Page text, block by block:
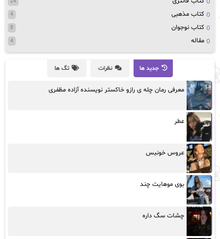
کتاب مذهبی 4
کتاب نوجوان 8
مقاله 4
جدید ها نظرات تگ ها
معرفی رمان چله ی رازو خاکستر نویسنده آزاده مظفری
عطر
عروس خونبس
بوی موهایت چند
چشات سگ داره